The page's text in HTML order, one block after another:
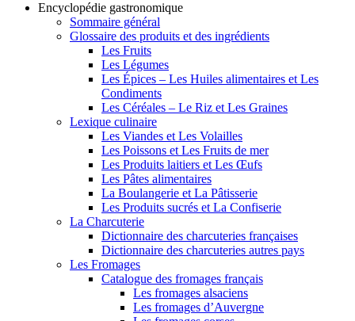
Encyclopédie gastronomique
Sommaire général
Glossaire des produits et des ingrédients
Les Fruits
Les Légumes
Les Épices – Les Huiles alimentaires et Les
Condiments
Les Céréales – Le Riz et Les Graines
Lexique culinaire
Les Viandes et Les Volailles
Les Poissons et Les Fruits de mer
Les Produits laitiers et Les Œufs
Les Pâtes alimentaires
La Boulangerie et La Pâtisserie
Les Produits sucrés et La Confiserie
La Charcuterie
Dictionnaire des charcuteries françaises
Dictionnaire des charcuteries autres pays
Les Fromages
Catalogue des fromages français
Les fromages alsaciens
Les fromages d’Auvergne